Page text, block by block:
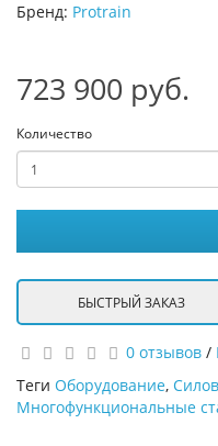
Бренд: Protrain
723 900 руб.
Количество
БЫСТРЫЙ ЗАКАЗ
0 отзывов /
Теги Оборудование,
Многофункциональные